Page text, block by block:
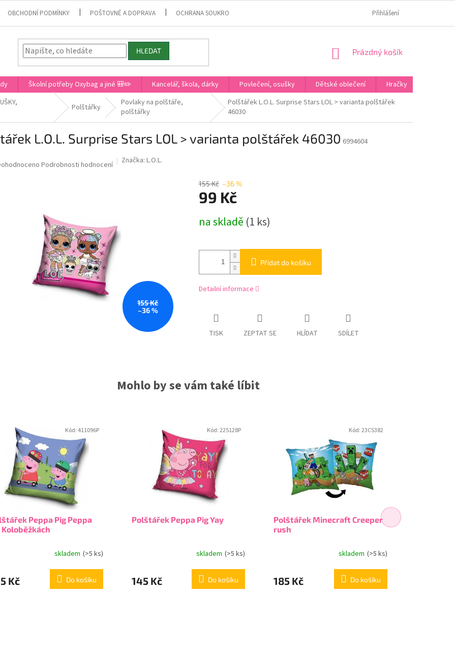
OBCHODNÍ PODMÍNKY POŠTOVNÉ A DOPRAVA OCHRANA SOUKROMÍ HODNOCENÍ NA HEURÉCE
Přihlášení
HLEDAT
NÁKUPNÍ
Prázdný košík
Školní potřeby Oxybag a jiné 🎒✏️ Kancelář, škola, dárky Povlečení, osušky Dětské oblečení Hračky
Polštářky
Povlaky na polštáře,
polštářky
Polštářek L.O.L. Surprise Stars LOL > varianta polštářek
46030
L.O.L. Surprise Stars LOL > varianta polštářek 46030 6994604
Podrobnosti hodnocení Značka: L.O.L.
155 Kč
–36 %
155 Kč –36 %
99 Kč
cena:
na skladě (1 ks)
Přidat do košíku
Detailní informace
TISK ZEPTAT SE HLÍDAT SDÍLET
Mohlo by se vám také líbit
Peppa Pig Peppa
Koloběžkách
skladem (>5 ks)
Kč Do košíku
Kód:411096P
Polštářek Peppa Pig Yay
skladem (>5 ks)
145 Kč Do košíku
Kód:225128P
Polštářek Minecraft Creeper
rush
skladem (>5 ks)
185 Kč Do košíku
Kód:23CS382